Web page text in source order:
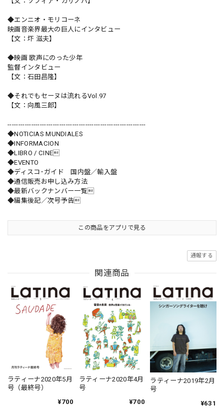
◆エンニオ・モリコーネ
映画音楽界最大の巨人にインタビュー
【文：圷 滋夫】
◆映画 歌声にのった少年
監督インタビュー
【文：石田昌隆】
◆それでもセーヌは流れるVol.97
【文：向風三郎】
----------------------------------------------------------------
◆NOTICIAS MUNDIALES
◆INFORMACION
◆LIBRO / CINE
◆EVENTO
◆ディスコ･ガイド 国内盤／輸入盤
◆通信販売お申し込み方法
◆最新バックナンバー一覧
◆編集後記／次号予告
この商品をアプリで見る
通報する
関連商品
ラティーナ2020年5月
号（最終号）
¥700
ラティーナ2020年4月
号
¥700
ラティーナ2019年2月
号
¥631